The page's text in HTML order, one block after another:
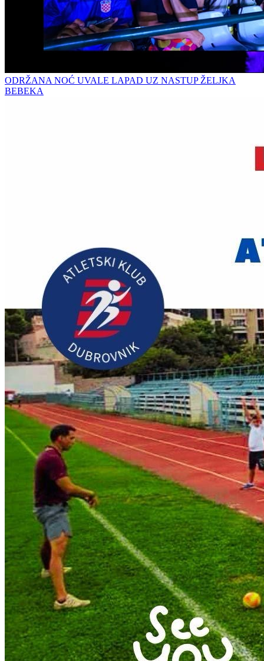
ODRŽANA NOĆ UVALE LAPAD UZ NASTUP ŽELJKA
BEBEKA